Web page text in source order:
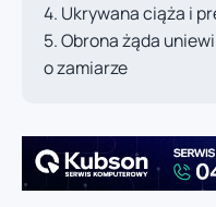
Ukrywana ciąża i
Obrona żąda
o zamiarze